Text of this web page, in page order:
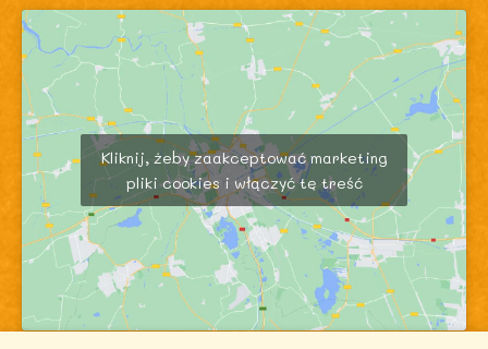
Kliknij, żeby zaakceptować marketing
pliki cookies i włączyć tę treść